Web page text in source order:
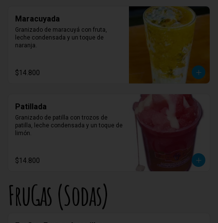
Maracuyada
Granizado de maracuyá con fruta,
leche condensada y un toque de
naranja.
$14.800
Patillada
Granizado de patilla con trozos de
patilla, leche condensada y un toque de
limón.
$14.800
FruGas (Sodas)